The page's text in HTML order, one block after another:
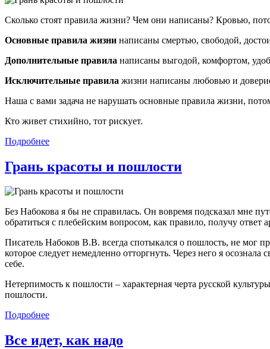
Сколько стоят правила жизни? Чем они написаны? Кровью,
Основные правила жизни написаны смертью, свободой,
Дополнительные правила написаны выгодой, комфортом,
Исключительные правила жизни написаны любовью и
Наша с вами задача не нарушать основные правила жизни,
Кто живет стихийно, тот рискует.
Подробнее
Грань красоты и пошлости
Без Набокова я бы не справилась. Он вовремя подсказал мне
обратиться с плебейским вопросом, как правило, получу
Писатель Набоков В.В. всегда спотыкался о пошлость, не мог
которое следует немедленно отторгнуть. Через него я
себе.
Нетерпимость к пошлости – характерная черта русской
пошлости.
Подробнее
Все идет, как надо